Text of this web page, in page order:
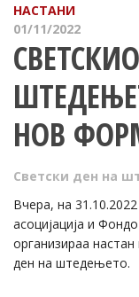
НАСТАНИ
01/11/2022
НОВ
Светски ден на
Вчера, на
асоцијација и
организираа
ден на штедењето.